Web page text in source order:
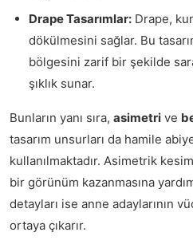
Drape Tasarımlar: Drape,
dökülmesini sağlar. Bu
bölgesini zarif bir şekilde
şıklık sunar.
Bunların yanı sıra, asimetri ve
tasarım unsurları da hamile
kullanılmaktadır. Asimetrik
bir görünüm kazanmasına
detayları ise anne adaylarının
ortaya çıkarır.